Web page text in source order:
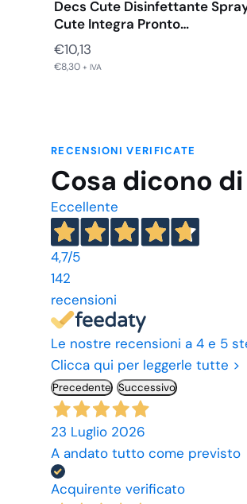
Decs Cute Disinfettante
Cute Integra Pronto…
€10,13
€8,30 + IVA
RECENSIONI VERIFICATE
Cosa dicono
Eccellente
4,7/5
142
recensioni
Le nostre recensioni a 4 e 5
Clicca qui per leggerle tutte >
Precedente Successivo
23 Luglio 2026
A andato tutto come previsto
Acquirente verificato